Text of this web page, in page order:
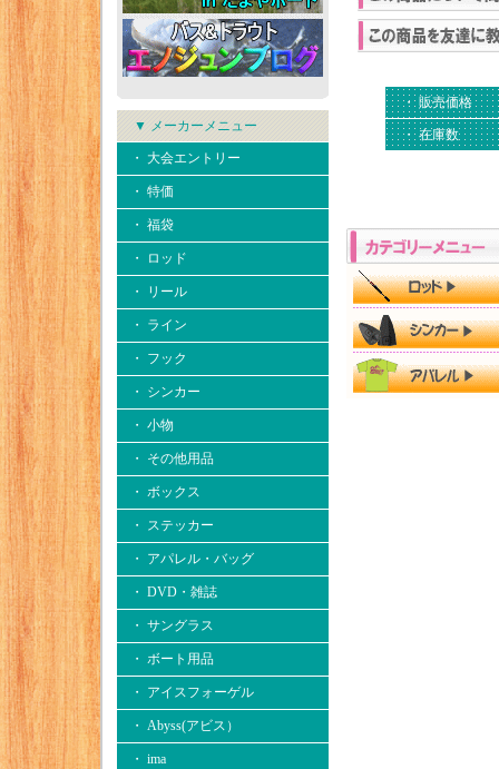
▼ メーカーメニュー
・ 大会エントリー
・ 特価
・ 福袋
・ ロッド
・ リール
・ ライン
・ フック
・ シンカー
・ 小物
・ その他用品
・ ボックス
・ ステッカー
・ アパレル・バッグ
・ DVD・雑誌
・ サングラス
・ ボート用品
・ アイスフォーゲル
・ Abyss(アビス）
・ ima
・ 販売価格
・ 在庫数